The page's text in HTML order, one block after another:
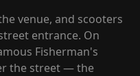
venue, and scooters
entrance. On
Fisherman's
the street — the